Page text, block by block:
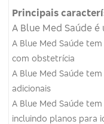
Principais
A Blue Med Saúde
A Blue Med Saúde
com obstetrícia
A Blue Med Saúde
adicionais
A Blue Med Saúde
incluindo planos para